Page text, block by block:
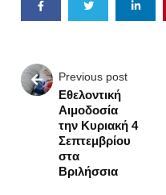
Previous post
Εθελοντική
Αιμοδοσία
την Κυριακή 4
Σεπτεμβρίου
στα
Βριλήσσια